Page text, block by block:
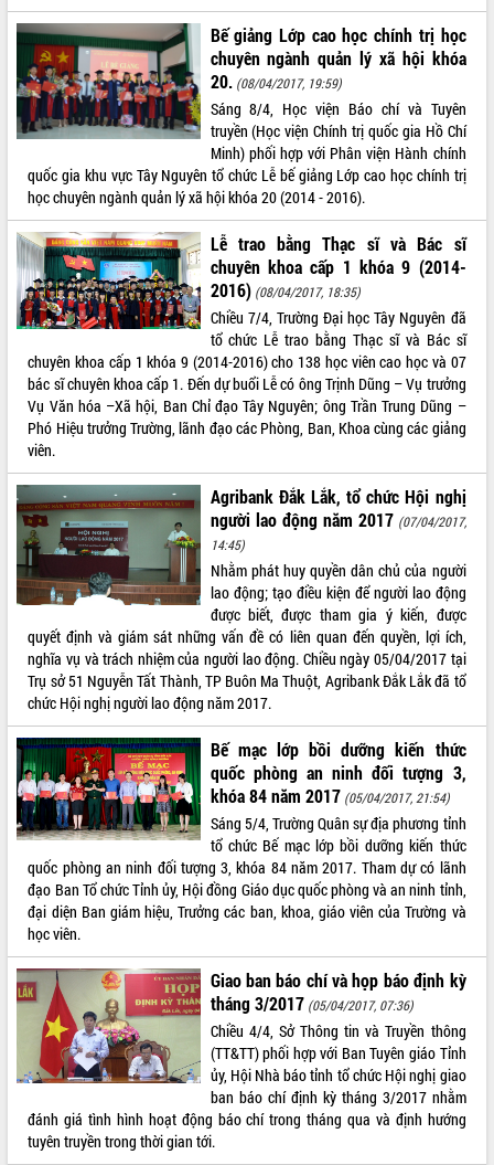
VIDEO
Loading the player...
Lễ truy tặng danh hiệu “Bà Mẹ Việt
Nam Anh hùng” và trao Huân chương
Lao động
UBND tỉnh Đắk Lắk triển khai nhiệm
vụ 6 tháng cuối năm 2026
Kỳ họp thứ Hai, Hội đồng nhân dân
tỉnh khóa XI quyết nghị nhiều nội dung
quan trọng
Bí thư Tỉnh ủy Lương Nguyễn Minh
Triết thăm, tặng quà người có công với
cách mạng
Rà soát, hoàn thiện hệ thống thiết chế
văn hóa, thể thao đáp ứng yêu cầu
phát triển mới
Thường trực HĐND tỉnh Đắk Lắk gặp
mặt Đoàn chuyên gia y tế TP. Hồ Chí
Minh
Lễ truy điệu và an táng hài cốt liệt sĩ
tại Nghĩa trang Liệt sĩ xã Sơn Hòa
Bàn giải pháp tháo gỡ khó khăn trong
xuất khẩu sầu riêng và triển khai quy
định EUDR
Thứ trưởng Bộ Nông nghiệp và Môi
trường Nguyễn Hoàng Hiệp khảo sát
vùng trồng và doanh nghiệp đóng gói
sầu riêng tại Đắk Lắk
Trình diễn nghệ thuật chế biến các
món ăn từ sầu riêng
Đắk Lắk công bố Quy hoạch và xúc
Ngành cá ngừ Đắk Lắk chủ động thích
ứng để giữ vững thị trường xuất khẩu
ALBUM ẢNH
LIÊN KẾT WEB
THỐNG KÊ TRUY CẬP
Hôm nay: 8768
Tất cả: 66021508
Bế giảng Lớp cao học chính trị học
chuyên ngành quản lý xã hội khóa
20. (08/04/2017, 19:59)
Sáng 8/4, Học viện Báo chí và Tuyên
truyền (Học viện Chính trị quốc gia Hồ Chí
Minh) phối hợp với Phân viện Hành chính
quốc gia khu vực Tây Nguyên tổ chức Lễ bế giảng Lớp cao học chính trị
học chuyên ngành quản lý xã hội khóa 20 (2014 - 2016).
Lễ trao bằng Thạc sĩ và Bác sĩ
chuyên khoa cấp 1 khóa 9 (2014-
2016) (08/04/2017, 18:35)
Chiều 7/4, Trường Đại học Tây Nguyên đã
tổ chức Lễ trao bằng Thạc sĩ và Bác sĩ
chuyên khoa cấp 1 khóa 9 (2014-2016) cho 138 học viên cao học và 07
bác sĩ chuyên khoa cấp 1. Đến dự buổi Lễ có ông Trịnh Dũng – Vụ trưởng
Vụ Văn hóa –Xã hội, Ban Chỉ đạo Tây Nguyên; ông Trần Trung Dũng –
Phó Hiệu trưởng Trường, lãnh đạo các Phòng, Ban, Khoa cùng các giảng
viên.
Agribank Đắk Lắk, tổ chức Hội nghị
người lao động năm 2017 (07/04/2017,
14:45)
Nhằm phát huy quyền dân chủ của người
lao động; tạo điều kiện để người lao động
được biết, được tham gia ý kiến, được
quyết định và giám sát những vấn đề có liên quan đến quyền, lợi ích,
nghĩa vụ và trách nhiệm của người lao động. Chiều ngày 05/04/2017 tại
Trụ sở 51 Nguyễn Tất Thành, TP Buôn Ma Thuột, Agribank Đắk Lắk đã tổ
chức Hội nghị người lao động năm 2017.
Bế mạc lớp bồi dưỡng kiến thức
quốc phòng an ninh đối tượng 3,
khóa 84 năm 2017 (05/04/2017, 21:54)
Sáng 5/4, Trường Quân sự địa phương tỉnh
tổ chức Bế mạc lớp bồi dưỡng kiến thức
quốc phòng an ninh đối tượng 3, khóa 84 năm 2017. Tham dự có lãnh
đạo Ban Tổ chức Tỉnh ủy, Hội đồng Giáo dục quốc phòng và an ninh tỉnh,
đại diện Ban giám hiệu, Trưởng các ban, khoa, giáo viên của Trường và
học viên.
Giao ban báo chí và họp báo định kỳ
tháng 3/2017 (05/04/2017, 07:36)
Chiều 4/4, Sở Thông tin và Truyền thông
(TT&TT) phối hợp với Ban Tuyên giáo Tỉnh
ủy, Hội Nhà báo tỉnh tổ chức Hội nghị giao
ban báo chí định kỳ tháng 3/2017 nhằm
đánh giá tình hình hoạt động báo chí trong tháng qua và định hướng
tuyên truyền trong thời gian tới.